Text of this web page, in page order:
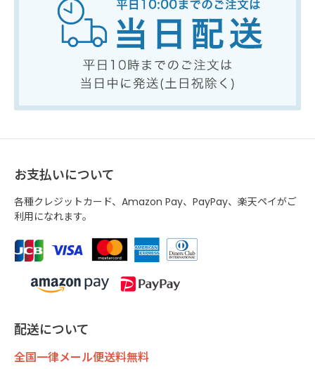
お支払いについて
各種クレジットカード、Amazon Pay、PayPay、楽天ペイがご
利用になれます。
配送について
全国一律メール便送料無料